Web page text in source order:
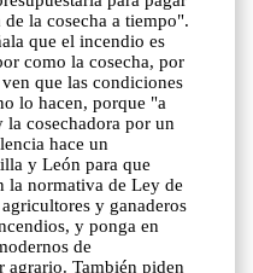
la cosecha a tiempo".
que el incendio es
como la cosecha, por
que las condiciones
lo hacen, porque "a
la cosechadora por un
hace un
y León para que
la normativa de Ley de
y ganaderos
y ponga en
de
agrario. También piden